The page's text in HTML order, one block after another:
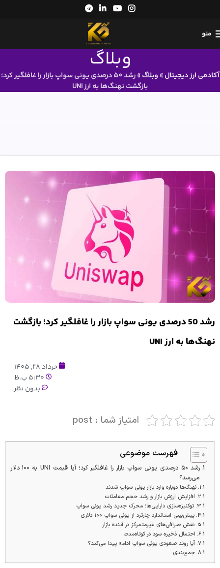
منو
وبلاگ
آکادمی ارز دیجیتال» وبلاگ»
رشد 50 درصدی یونی سواپ بازار را غافلگیر کرد؛
بازگشت نهنگ‌ها به ارز UNI
رشد 50 درصدی یونی سواپ بازار را غافلگیر کرد؛ بازگشت
نهنگ‌ها به ارز UNI
خرداد 28, 1405
5:30 ب.ظ
بدون نظر
امتیاز شما : post
فهرست موضوعی
رشد ۵۰ درصدی یونی سواپ بازار را غافلگیر کرد؛ آیا قیمت UNI به ۱۰۰ دلار
می‌رسد؟
نهنگ‌ها دوباره وارد بازار یونی سواپ شدند
افزایش ارزش بازار و رشد حجم معاملات
توکنیزه‌سازی دارایی‌ها؛ محرک جدید رشد یونی سواپ
پیش‌بینی استاندارد چارترد از یونی سواپ ۱۰۰ دلاری
نقش صرافی‌های غیرمتمرکز در آینده بازار
احتمال ذخیره سود در کوتاه‌مدت
آیا روند صعودی یونی سواپ ادامه پیدا می‌کند؟
جمع‌بندی